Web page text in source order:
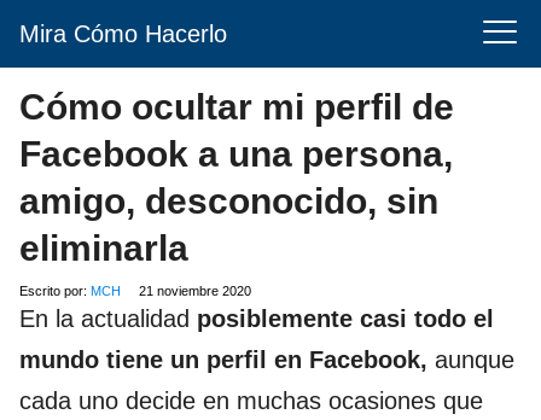
Mira Cómo Hacerlo
Cómo ocultar mi perfil de
Facebook a una persona,
amigo, desconocido, sin
eliminarla
Escrito por: MCH 21 noviembre 2020
En la actualidad posiblemente casi todo el
mundo tiene un perfil en Facebook, aunque
cada uno decide en muchas ocasiones que